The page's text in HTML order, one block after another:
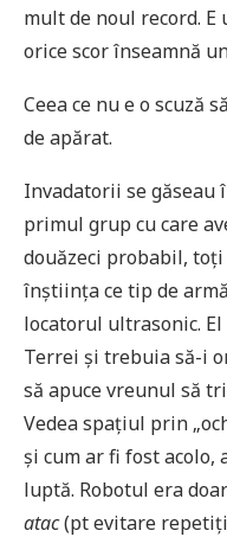
mult de noul record. E
orice scor înseamnă
Ceea ce nu e o scuză
de apărat.
Invadatorii se găseau
primul grup cu care
douăzeci probabil,
înștiința ce tip de
locatorul ultrasonic.
Terrei și trebuia să-i
să apuce vreunul să
Vedea spațiul prin
și cum ar fi fost acolo,
luptă. Robotul era
atac(pt evitare